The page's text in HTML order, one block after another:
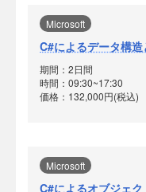
Microsoft
C#によるデータ構
期間：2日間
時間：09:30~17:30
価格：132,000円(税込)
Microsoft
C#によるオブジェ